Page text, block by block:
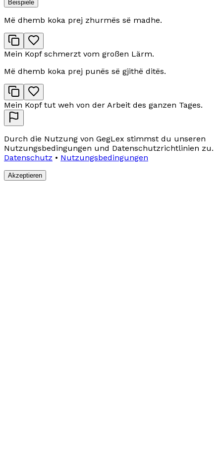
Beispiele
Më dhemb koka prej zhurmës së madhe.
Mein Kopf schmerzt vom großen Lärm.
Më dhemb koka prej punës së gjithë ditës.
Mein Kopf tut weh von der Arbeit des ganzen Tages.
Durch die Nutzung von GegLex stimmst du unseren
Nutzungsbedingungen und Datenschutzrichtlinien zu.
Datenschutz • Nutzungsbedingungen
Akzeptieren